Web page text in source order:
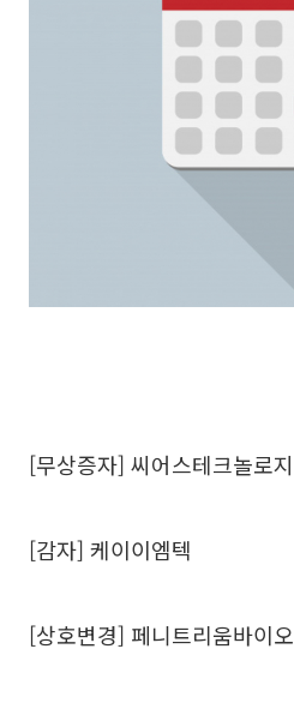
[무상증자] 씨어스테크놀로지
[감자] 케이이엠텍
[상호변경] 페니트리움바이오